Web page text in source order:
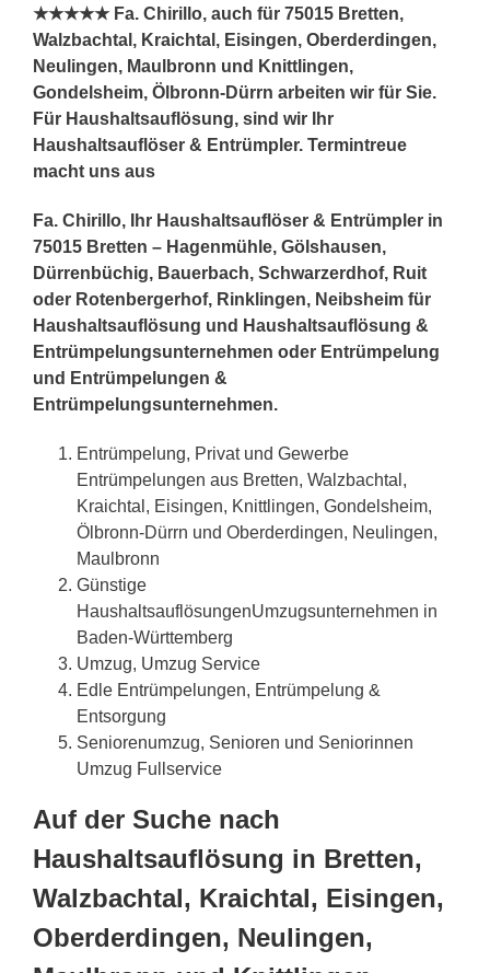
★★★★★ Fa. Chirillo, auch für 75015 Bretten,
Walzbachtal, Kraichtal, Eisingen, Oberderdingen,
Neulingen, Maulbronn und Knittlingen,
Gondelsheim, Ölbronn-Dürrn arbeiten wir für Sie.
Für Haushaltsauflösung, sind wir Ihr
Haushaltsauflöser & Entrümpler. Termintreue
macht uns aus
Fa. Chirillo, Ihr Haushaltsauflöser & Entrümpler in
75015 Bretten – Hagenmühle, Gölshausen,
Dürrenbüchig, Bauerbach, Schwarzerdhof, Ruit
oder Rotenbergerhof, Rinklingen, Neibsheim für
Haushaltsauflösung und Haushaltsauflösung &
Entrümpelungsunternehmen oder Entrümpelung
und Entrümpelungen &
Entrümpelungsunternehmen.
Entrümpelung, Privat und Gewerbe
Entrümpelungen aus Bretten, Walzbachtal,
Kraichtal, Eisingen, Knittlingen, Gondelsheim,
Ölbronn-Dürrn und Oberderdingen, Neulingen,
Maulbronn
Günstige
HaushaltsauflösungenUmzugsunternehmen in
Baden-Württemberg
Umzug, Umzug Service
Edle Entrümpelungen, Entrümpelung &
Entsorgung
Seniorenumzug, Senioren und Seniorinnen
Umzug Fullservice
Auf der Suche nach
Haushaltsauflösung in Bretten,
Walzbachtal, Kraichtal, Eisingen,
Oberderdingen, Neulingen,